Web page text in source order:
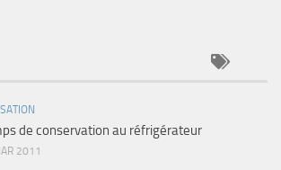
de conservation au réfrigérateur
2011